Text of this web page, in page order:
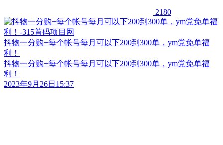
2180
抖物一分购+每个帐号每月可以下200到300单，ym党免单福
利！
抖物一分购+每个帐号每月可以下200到300单，ym党免单福
利！
2023年9月26日15:37